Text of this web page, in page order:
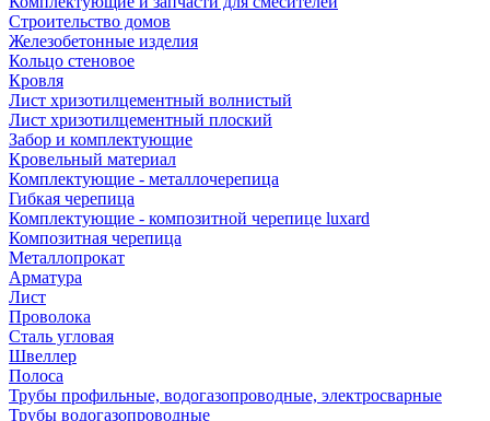
Строительство домов
Железобетонные изделия
Кольцо стеновое
Кровля
Лист хризотилцементный волнистый
Лист хризотилцементный плоский
Забор и комплектующие
Кровельный материал
Комплектующие - металлочерепица
Гибкая черепица
Комплектующие - композитной черепице luxard
Композитная черепица
Металлопрокат
Арматура
Лист
Проволока
Сталь угловая
Швеллер
Полоса
Трубы профильные, водогазопроводные, электросварные
Трубы водогазопроводные